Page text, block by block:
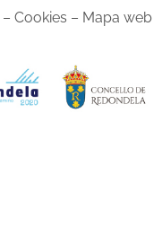
Cookies – Mapa web